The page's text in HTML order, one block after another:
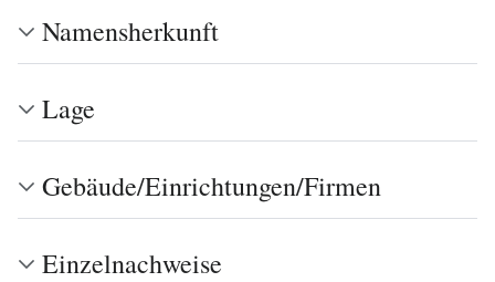
Namensherkunft
Lage
Gebäude/Einrichtungen/Firmen
Einzelnachweise